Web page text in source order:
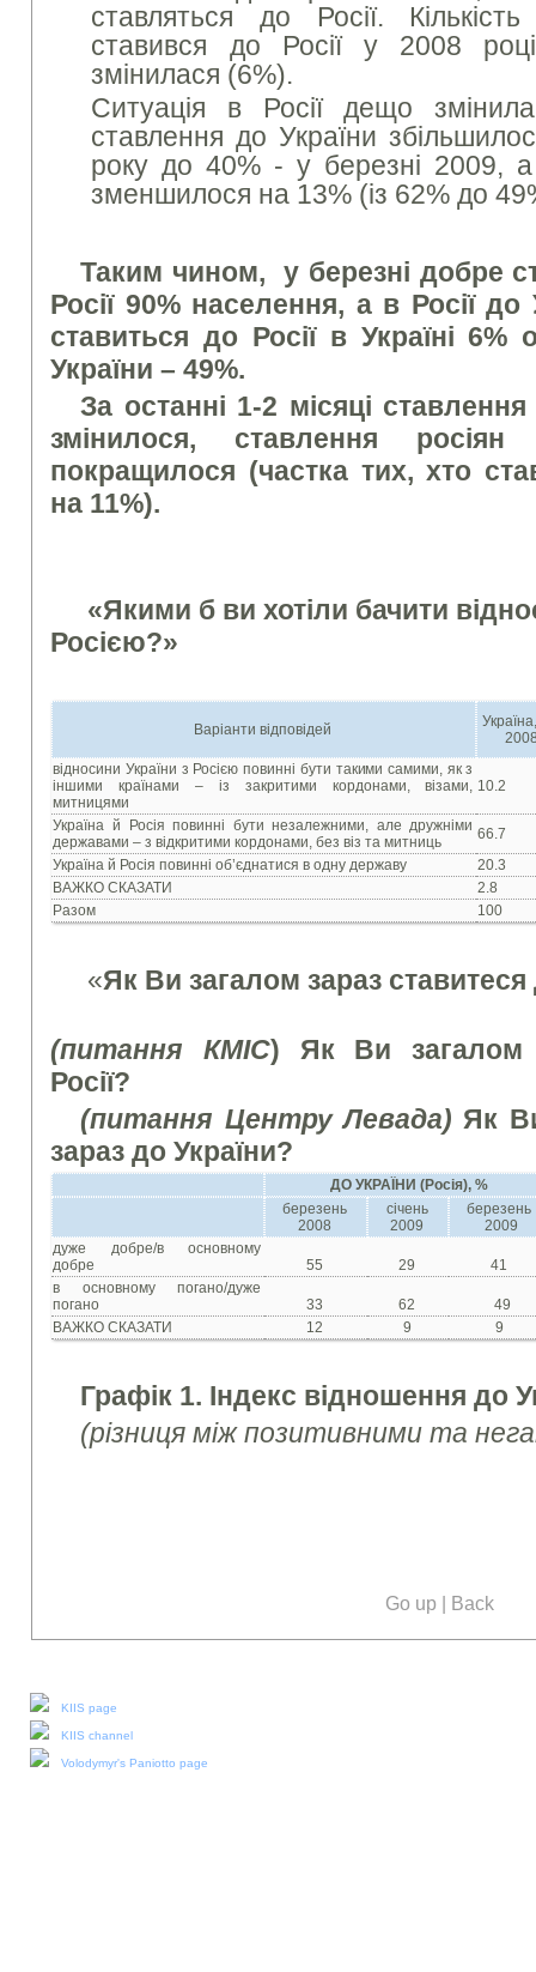
ставляться до Росії.
ставився до Росії у 2008
змінилася (6%).
Ситуація в Росії дещо
ставлення до України
року до 40% - у березні 2009, а
зменшилося на 13% (із 62% до
Таким чином,у березні добре
Росії 90% населення, а в Росії
ставиться до Росії в Україні
України – 49%.
За останні 1-2 місяці ставлення
змінилося, ставлення
покращилося (частка тих, хто
на 11%).
«Якими б ви хотіли бачити
Росією?»
Варіанти відповідей
відносини України з Росією повинні бути такими самими, як з
іншими країнами – із закритими кордонами, візами,
митницями
10.2
Україна й Росія повинні бути незалежними, але дружніми
державами – з відкритими кордонами, без віз та митниць
66.7
Україна й Росія повинні об’єднатися в одну державу
20.3
ВАЖКО СКАЗАТИ
2.8
Разом
100
«Як Ви загалом зараз ставитеся
(питання КМІС) Як Ви загалом
Росії?
(питання Центру Левада) Як
зараз до України?
ДО УКРАЇНИ (Росія), %
березень
2008
січень
2009
березень
2009
дуже добре/в основному
добре
55 29
41
в основному погано/дуже
погано
33 62
49
ВАЖКО СКАЗАТИ
12 9 9
Графік 1. Індекс відношення до
(різниця між позитивними та
Go up | Back
KIIS page
KIIS channel
Volodymyr's Paniotto page